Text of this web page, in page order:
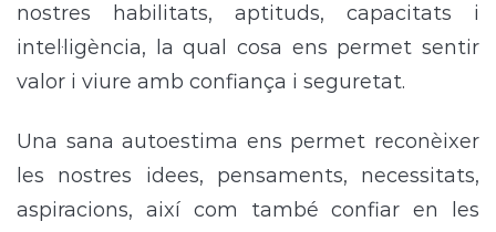
nostres habilitats, aptituds, capacitats i
intel·ligència, la qual cosa ens permet sentir
valor i viure amb confiança i seguretat.
Una sana autoestima ens permet reconèixer
les nostres idees, pensaments, necessitats,
aspiracions, així com també confiar en les